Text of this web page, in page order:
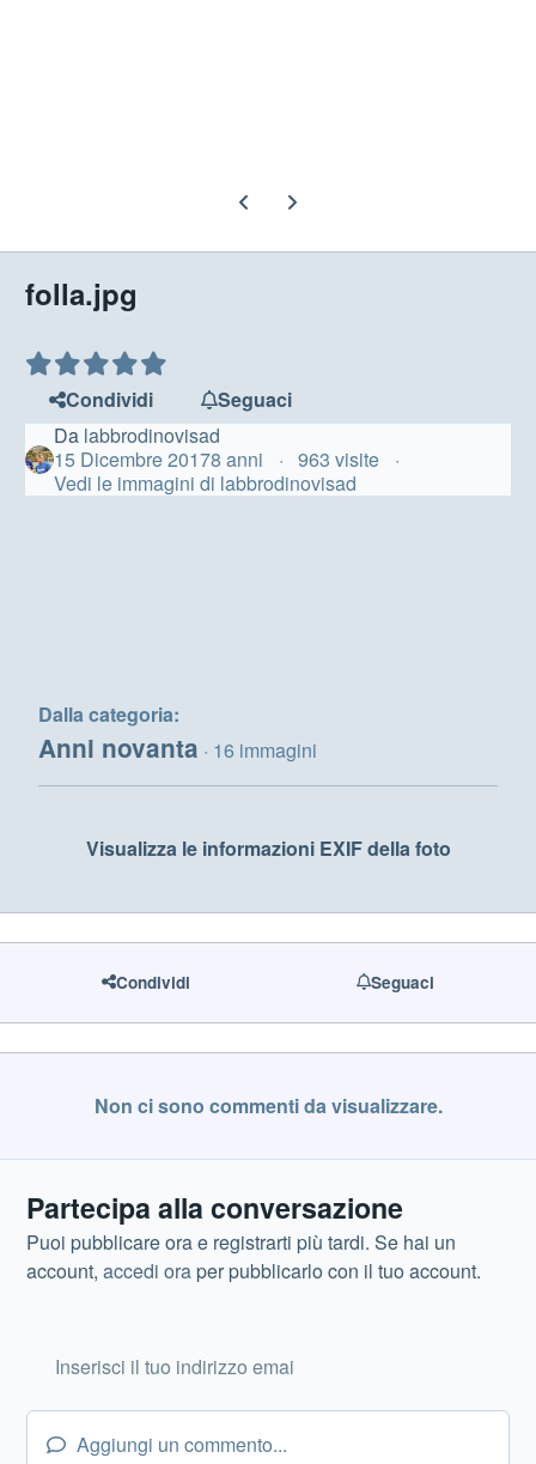
Previous carousel slide
Next carousel slide
folla.jpg
Condividi
Seguaci
Da labbrodinovisad
15 Dicembre 20178 anni
963 visite
Vedi le immagini di labbrodinovisad
Dalla categoria:
Anni novanta · 16 immagini
Visualizza le informazioni EXIF della foto
Condividi Seguaci
Non ci sono commenti da visualizzare.
Partecipa alla conversazione
Puoi pubblicare ora e registrarti più tardi. Se hai un
account,accedi oraper pubblicarlo con il tuo account.
Aggiungi un commento...